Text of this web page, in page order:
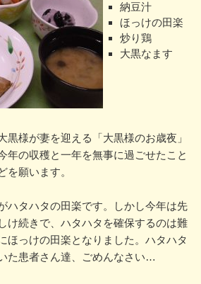
納豆汁
ほっけの田楽
炒り鶏
大黒なます
黒様が妻を迎える「大黒様のお歳夜」
年の収穫と一年を無事に過ごせたこと
を願います。
ハタハタの田楽です。しかし今年は先
け続きで、ハタハタを確保するのは難
ほっけの田楽となりました。ハタハタ
た患者さん達、ごめんなさい…